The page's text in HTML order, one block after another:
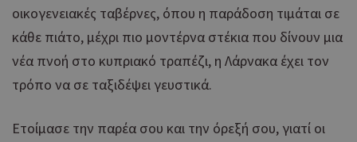
οικογενειακές ταβέρνες, όπου η παράδοση τιμάται σε
κάθε πιάτο, μέχρι πιο μοντέρνα στέκια που δίνουν μια
νέα πνοή στο κυπριακό τραπέζι, η Λάρνακα έχει τον
τρόπο να σε ταξιδέψει γευστικά.
Ετοίμασε την παρέα σου και την όρεξή σου, γιατί οι